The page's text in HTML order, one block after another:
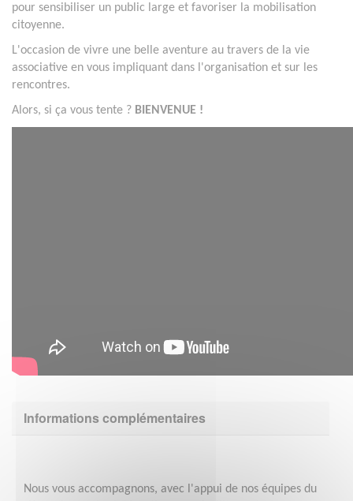
pour sensibiliser un public large et favoriser la mobilisation
citoyenne.
L'occasion de vivre une belle aventure au travers de la vie
associative en vous impliquant dans l'organisation et sur les
rencontres.
Alors, si ça vous tente ? BIENVENUE !
Informations complémentaires
Nous vous accompagnons, avec l'appui de nos équipes du